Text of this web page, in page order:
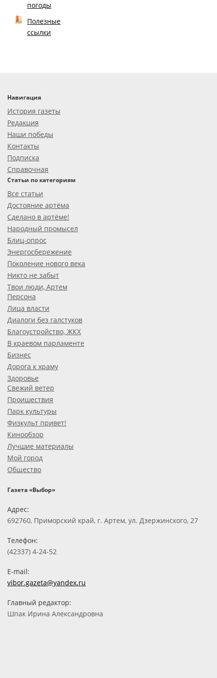
погоды
Полезные
ссылки
Навигация
История газеты
Редакция
Наши победы
Контакты
Подписка
Справочная
Статьи по категориям
Все статьи
Достояние артёма
Сделано в артёме!
Народный промысел
Блиц-опрос
Энергосбережение
Поколение нового века
Никто не забыт
Твои люди, Артем
Персона
Лица власти
Диалоги без галстуков
Благоустройство, ЖКХ
В краевом парламенте
Бизнес
Дорога к храму
Здоровье
Свежий ветер
Проишествия
Парк культуры
Физкульт привет!
Кинообзор
Лучшие материалы
Мой город
Общество
Газета «Выбор»
Адрес:
692760, Приморский край, г. Артем, ул. Дзержинского, 27
Телефон:
(42337) 4-24-52
E-mail:
vibor.gazeta@yandex.ru
Главный редактор:
Шпак Ирина Александровна